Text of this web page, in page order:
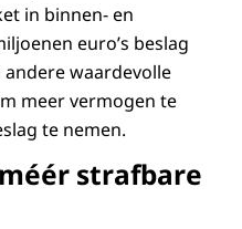
in binnen- en
euro’s beslag
waardevolle
meer vermogen te
te nemen.
strafbare